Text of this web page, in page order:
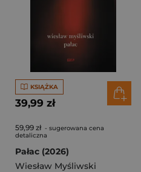
KSIĄŻKA
39,99 zł
59,99 zł - sugerowana cena
detaliczna
Pałac (2026)
Wiesław Myśliwski